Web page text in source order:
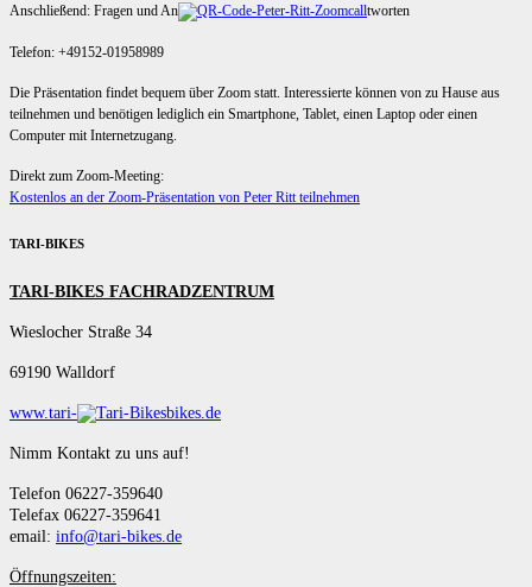
Anschließend: Fragen und An tworten
Telefon: +49152-01958989
Die Präsentation findet bequem über Zoom statt. Interessierte können von zu Hause aus
teilnehmen und benötigen lediglich ein Smartphone, Tablet, einen Laptop oder einen
Computer mit Internetzugang.
Direkt zum Zoom-Meeting:
Kostenlos an der Zoom-Präsentation von Peter Ritt teilnehmen
TARI-BIKES
TARI-BIKES FACHRADZENTRUM
Wieslocher Straße 34
69190 Walldorf
www.tari- bikes.de
Nimm Kontakt zu uns auf!
Telefon 06227-359640
Telefax 06227-359641
email: info@tari-bikes.de
Öffnungszeiten: